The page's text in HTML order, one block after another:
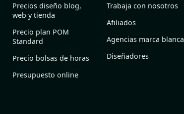
Precios diseño blog,
web y tienda
Precio plan POM
Standard
Precio bolsas de horas
Presupuesto online
Trabaja con nosotros
Afiliados
Agencias marca blanca
Diseñadores